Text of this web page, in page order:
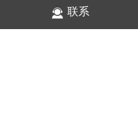
联系